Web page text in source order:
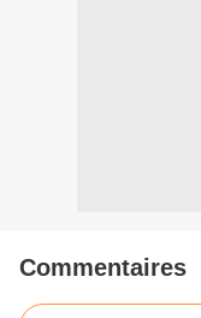
Commentaires